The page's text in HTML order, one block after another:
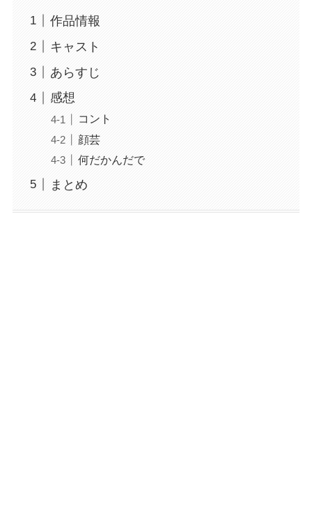
作品情報
キャスト
あらすじ
感想
コント
顔芸
何だかんだで
まとめ